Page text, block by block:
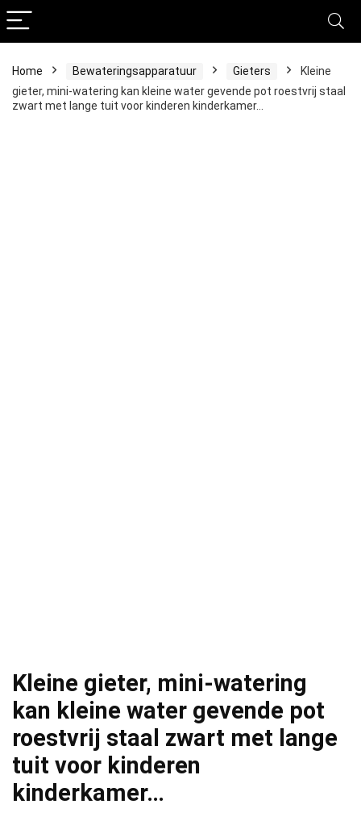
Home Bewateringsapparatuur Gieters
Kleine
gieter, mini-watering kan kleine water gevende pot roestvrij staal
zwart met lange tuit voor kinderen kinderkamer…
Kleine gieter, mini-watering
kan kleine water gevende pot
roestvrij staal zwart met lange
tuit voor kinderen
kinderkamer…